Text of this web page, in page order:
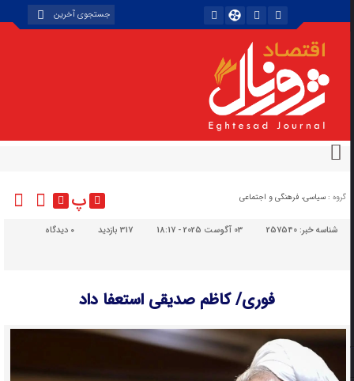
گروه : سیاسی، فرهنگی و اجتماعی پ
شناسه خبر:257540 03 آگوست 2025 - 18:17 317 بازدید دیدگاه
فوری/ کاظم صدیقی استعفا داد